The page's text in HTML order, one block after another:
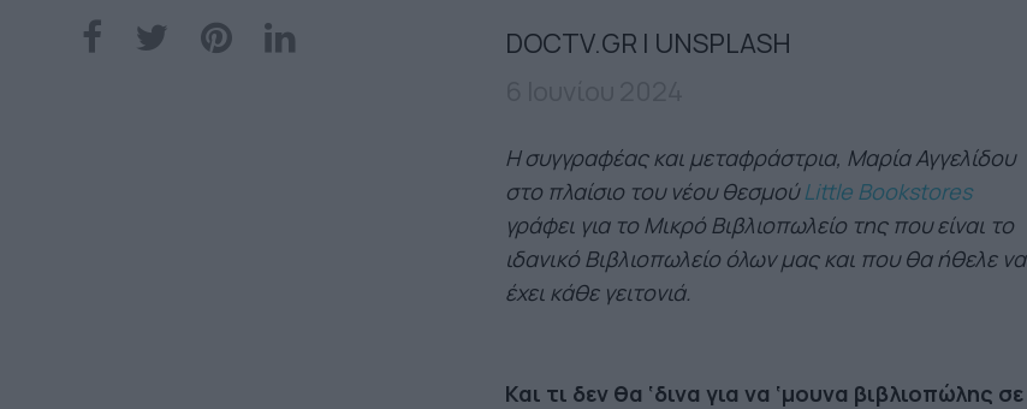
DOCTV.GR | UNSPLASH
Η συγγραφέας και μεταφράστρια, Μαρία Αγγελίδου
στο πλαίσιο του νέου θεσμούLittle Bookstores
γράφει για το Μικρό Βιβλιοπωλείο της που είναι το
ιδανικό Βιβλιοπωλείο όλων μας και που θα ήθελε να
έχει κάθε γειτονιά.
Και τι δεν θα ‘δινα για να ‘μουνα βιβλιοπώλης σε